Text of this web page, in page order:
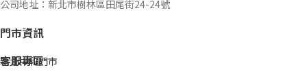
公司地址：新北市樹林區田尾街24-24號
門市資訊
新北中和門市
客服專區